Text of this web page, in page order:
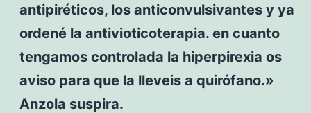
antipiréticos, los anticonvulsivantes y ya
ordené la antivioticoterapia. en cuanto
tengamos controlada la hiperpirexia os
aviso para que la lleveis a quirófano.»
Anzola suspira.